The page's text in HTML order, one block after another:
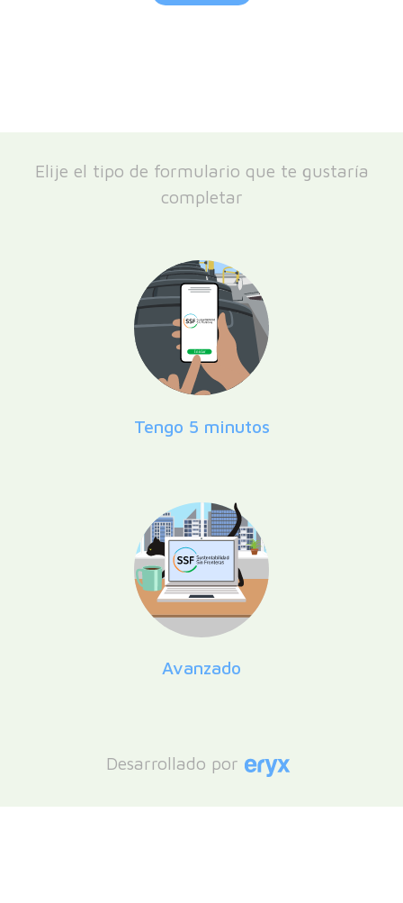
Elije el tipo de formulario que te gustaría
completar
Tengo 5 minutos
Avanzado
Desarrollado por